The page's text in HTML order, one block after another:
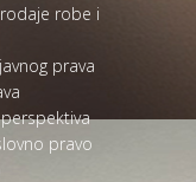
robe i
prava
pravo